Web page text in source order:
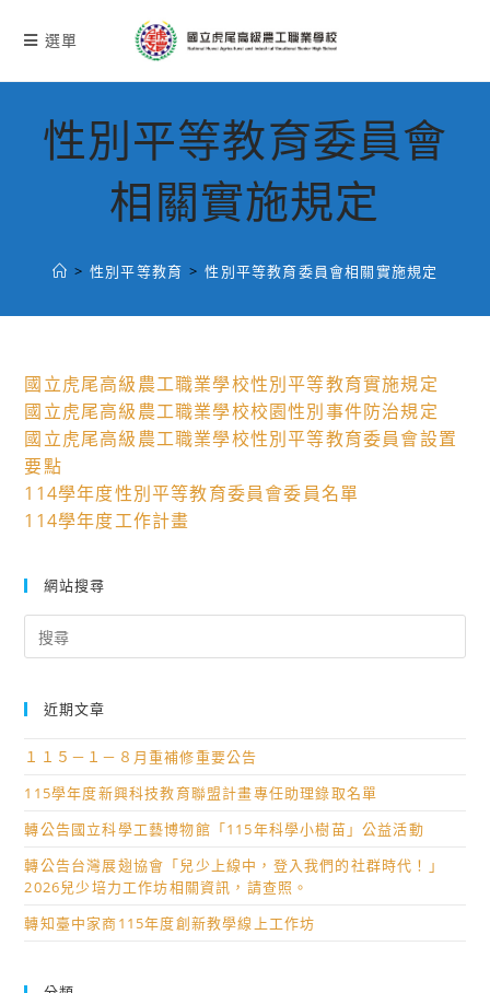
選單
性別平等教育委員會
相關實施規定
> 性別平等教育 > 性別平等教育委員會相關實施規定
國立虎尾高級農工職業學校性別平等教育實施規定
國立虎尾高級農工職業學校校園性別事件防治規定
國立虎尾高級農工職業學校性別平等教育委員會設置
要點
114學年度性別平等教育委員會委員名單
114學年度工作計畫
網站搜尋
for:
近期文章
１１５－１－８月重補修重要公告
115學年度新興科技教育聯盟計畫專任助理錄取名單
轉公告國立科學工藝博物館「115年科學小樹苗」公益活動
轉公告台灣展翅協會「兒少上線中，登入我們的社群時代！」
2026兒少培力工作坊相關資訊，請查照。
轉知臺中家商115年度創新教學線上工作坊